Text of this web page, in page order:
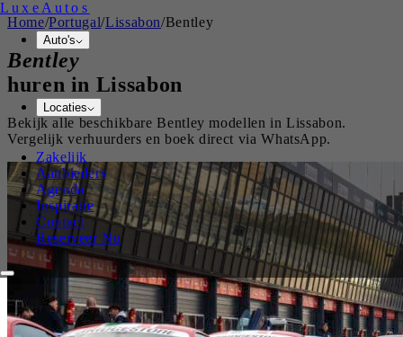
Luxe Autos
Auto's
Locaties
Zakelijk
Aanbieders
Agenda
Inspiratie
Contact
Reserveer Nu
Home/Portugal/Lissabon/Bentley
Bentley
huren in Lissabon
Bekijk alle beschikbareBentley modellen inLissabon.
Vergelijk verhuurders en boek direct via WhatsApp.